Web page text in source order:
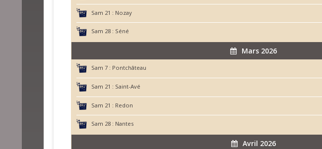
Sam 21 : Nozay
Sam 28 : Séné
Mars 2026
Sam 7 : Pontchâteau
Sam 21 : Saint-Avé
Sam 21 : Redon
Sam 28 : Nantes
Avril 2026